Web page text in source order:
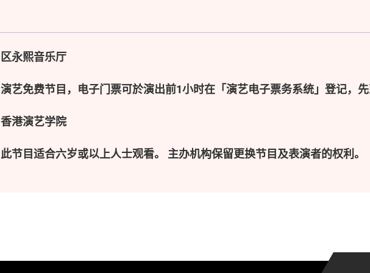
区永熙音乐厅
演艺免费节目，电子门票可於演出前1小时在「演艺电子票务系统」登记，
香港演艺学院
此节目适合六岁或以上人士观看。 主办机构保留更换节目及表演者的权利。